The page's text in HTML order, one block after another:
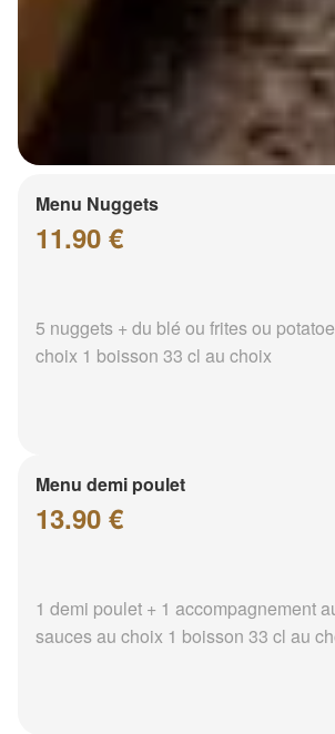
Menu Nuggets
11.90 €
5 nuggets + du blé ou frites ou
choix 1 boisson 33 cl au choix
Menu demi poulet
13.90 €
1 demi poulet + 1 accompagnement
sauces au choix 1 boisson 33 cl au